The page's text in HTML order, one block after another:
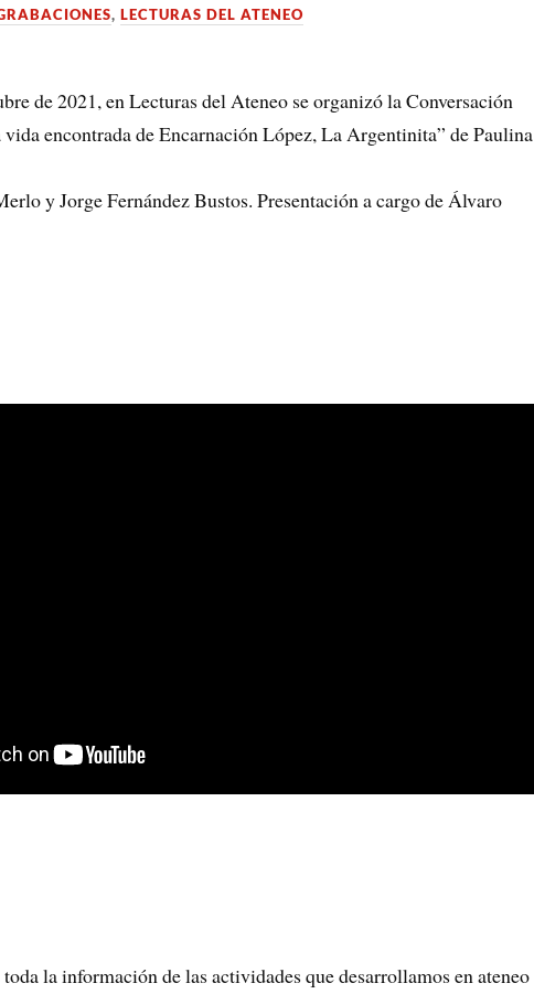
,LECTURAS DEL ATENEO
de 2021, en Lecturas del Ateneo se organizó la Conversación
encontrada de Encarnación López, La Argentinita” de Paulina
y Jorge Fernández Bustos. Presentación a cargo de Álvaro
la información de las actividades que desarrollamos en ateneo